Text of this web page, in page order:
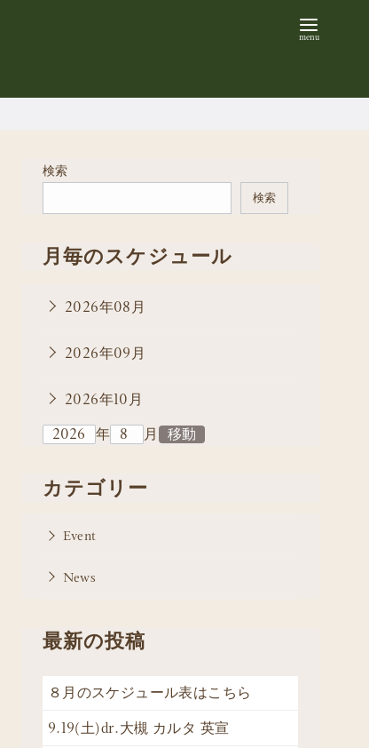
検索
検索
月毎のスケジュール
2026年08月
2026年09月
2026年10月
年
月
カテゴリー
Event
News
最新の投稿
８月のスケジュール表はこちら
9.19(土)dr.大槻 カルタ 英宣